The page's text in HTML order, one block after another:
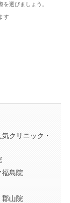
選びましょう。
す
クリニック・
島院
郡山院